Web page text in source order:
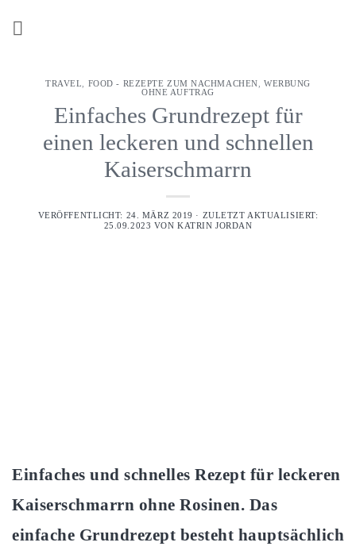
TRAVEL FOOD - REZEPTE ZUM NACHMACHEN
WERBUNG
OHNE AUFTRAG
Einfaches Grundrezept für
einen leckeren und schnellen
Kaiserschmarrn
VERÖFFENTLICHT: 24. MÄRZ 2019 · ZULETZT AKTUALISIERT:
25.09.2023 VONKATRIN JORDAN
Einfaches und schnelles Rezept für leckeren
Kaiserschmarrn ohne Rosinen. Das
einfache Grundrezept besteht hauptsächlich